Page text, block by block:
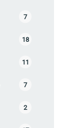
7
18
11
7
2